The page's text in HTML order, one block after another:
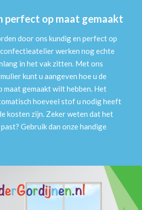
perfect op maat gemaakt
door ons kundig en perfect op
werken nog echte
in het vak zitten. Met ons
kunt u aangeven hoe u de
gemaakt wilt hebben. Het
hoeveel stof u nodig heeft
kosten zijn. Zeker weten dat het
Gebruik dan onze handige